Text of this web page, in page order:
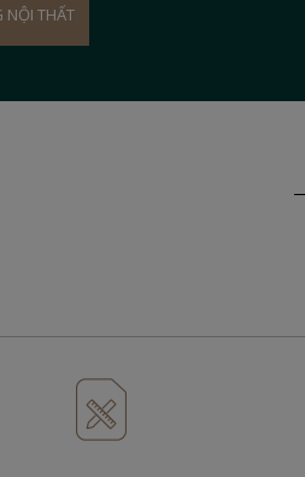
NỘI THẤT